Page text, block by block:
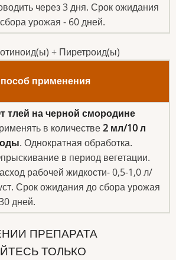
через 3 дня. Срок ожидания
урожая - 60 дней.
+ Пиретроид(ы)
применения
тлей на черной смородине
в количестве2 мл/10 л
. Однократная обработка.
в период вегетации.
рабочей жидкости- 0,5-1,0 л/
Срок ожидания до сбора урожая
дней.
ПРЕПАРАТА
ТОЛЬКО